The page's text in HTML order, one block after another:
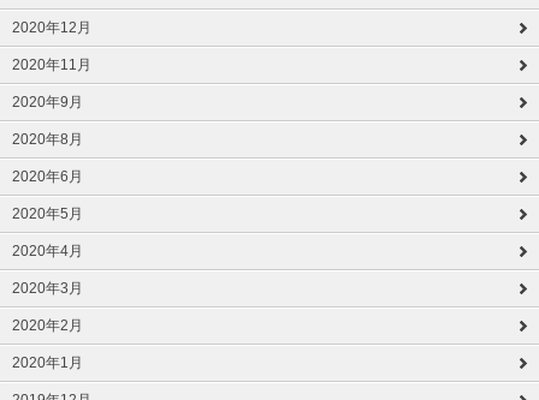
2020年12月
2020年11月
2020年9月
2020年8月
2020年6月
2020年5月
2020年4月
2020年3月
2020年2月
2020年1月